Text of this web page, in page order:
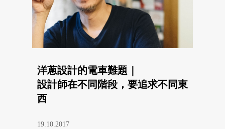
洋蔥設計的電車難題｜
設計師在不同階段，要追求不同東
西
19.10.2017